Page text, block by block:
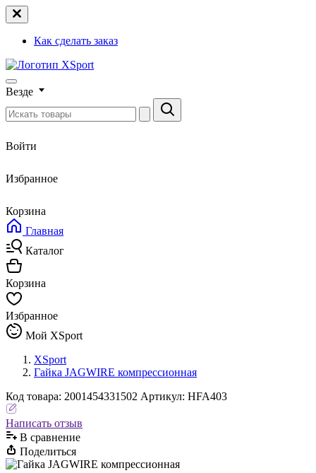
Как сделать заказ
Везде
Войти
Избранное
Корзина
Главная
Каталог
Корзина
Избранное
Мой XSport
XSport
Гайка JAGWIRE компрессионная
Код товара: 2001454331502 Артикул: HFA403
Написать отзыв
В сравнениe
Поделиться